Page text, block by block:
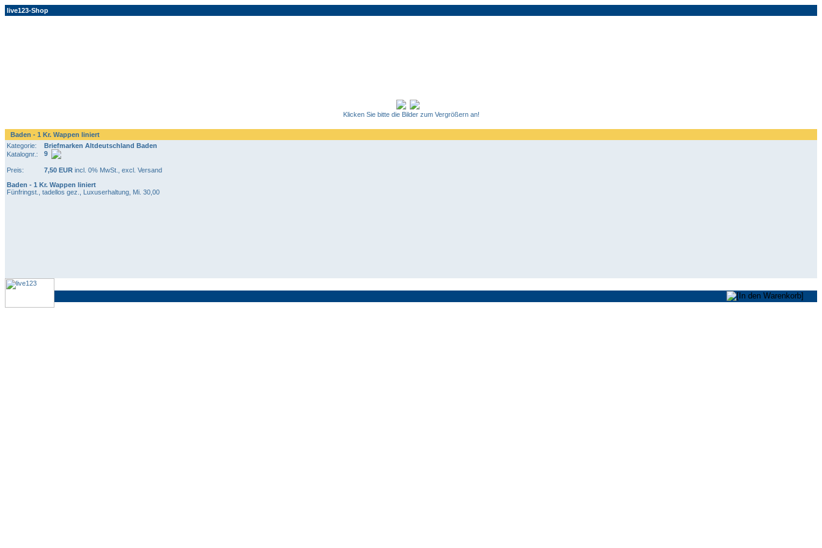
live123-Shop
Klicken Sie bitte die Bilder zum Vergrößern an!
Baden - 1 Kr. Wappen liniert
Kategorie:
Briefmarken Altdeutschland Baden
Katalognr.:
9
Preis: 7,50 EUR incl. 0% MwSt., excl. Versand
Baden - 1 Kr. Wappen liniert
Fünfringst., tadellos gez., Luxuserhaltung, Mi. 30,00